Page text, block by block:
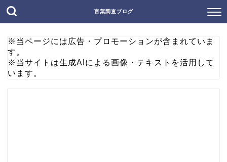
言葉調査ブログ
※当ページには広告・プロモーションが含まれていま
す。
※当サイトは生成AIによる画像・テキストを活用して
います。